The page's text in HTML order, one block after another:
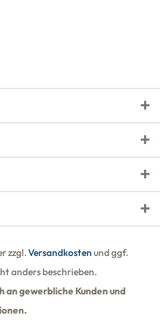
zzgl.Versandkosten und ggf.
anders beschrieben.
an gewerbliche Kunden und